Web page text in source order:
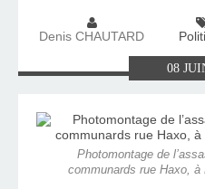
Denis CHAUTARD
08
Photomontage de
communards rue Haxo,